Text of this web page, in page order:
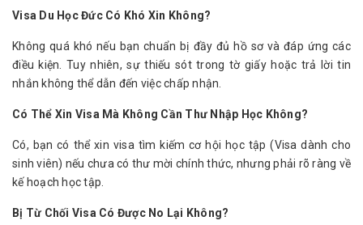
Visa Du Học Đức Có Khó Xin Không?
Không quá khó nếu bạn chuẩn bị đầy đủ hồ sơ và đáp ứng các
điều kiện. Tuy nhiên, sự thiếu sót trong tờ giấy hoặc trả lời tin
nhắn không thể dẫn đến việc chấp nhận.
Có Thể Xin Visa Mà Không Cần Thư Nhập Học Không?
Có, bạn có thể xin visa tìm kiếm cơ hội học tập (Visa dành cho
sinh viên) nếu chưa có thư mời chính thức, nhưng phải rõ ràng về
kế hoạch học tập.
Bị Từ Chối Visa Có Được No Lại Không?